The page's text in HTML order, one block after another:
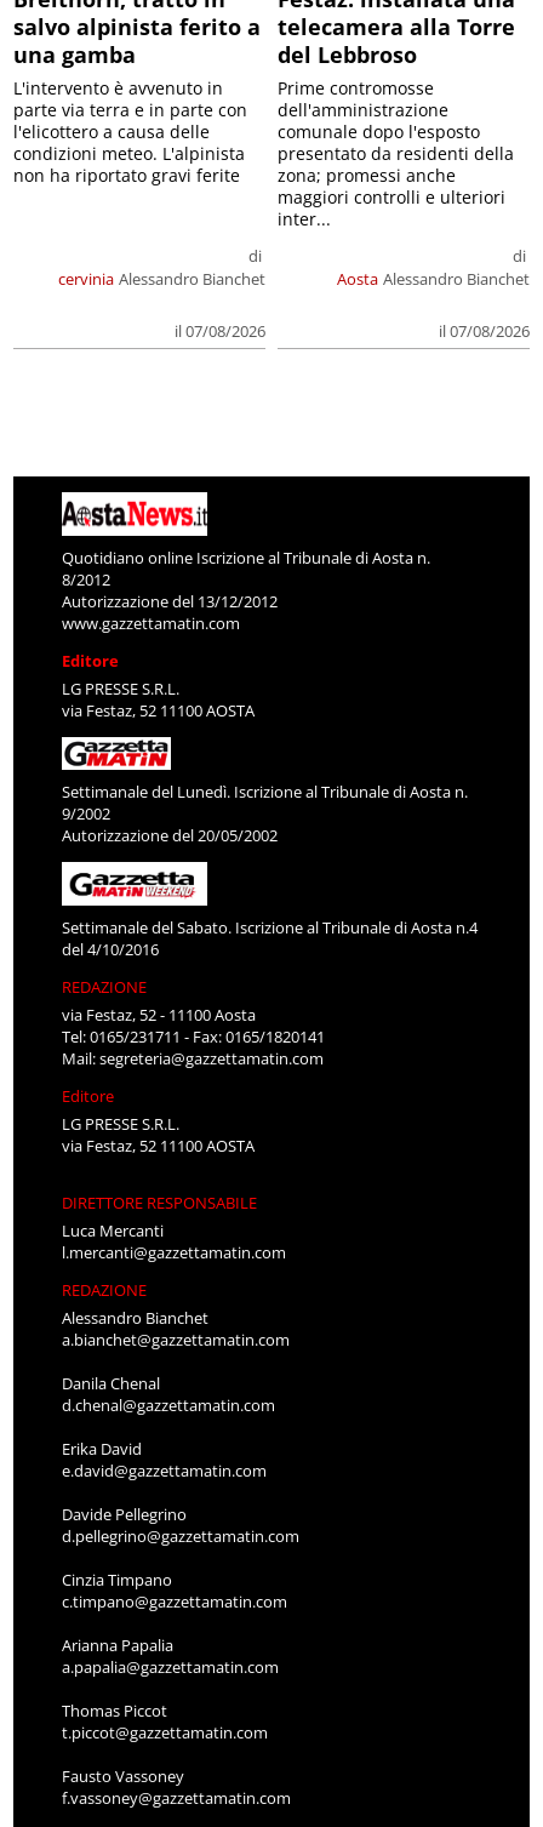
salvo alpinista ferito a
una gamba
cervinia
di
Alessandro Bianchet
il 07/08/2026
L'intervento è avvenuto in
parte via terra e in parte con
l'elicottero a causa delle
condizioni meteo. L'alpinista
non ha riportato gravi ferite
telecamera alla Torre
del Lebbroso
Aosta
di
Alessandro Bianchet
il 07/08/2026
Prime contromosse
dell'amministrazione
comunale dopo l'esposto
presentato da residenti della
zona; promessi anche
maggiori controlli e ulteriori
inter...
Quotidiano online Iscrizione al Tribunale di Aosta n.
8/2012
Autorizzazione del 13/12/2012
www.gazzettamatin.com
Editore
LG PRESSE S.R.L.
via Festaz, 52 11100 AOSTA
Settimanale del Lunedì. Iscrizione al Tribunale di Aosta n.
9/2002
Autorizzazione del 20/05/2002
Settimanale del Sabato. Iscrizione al Tribunale di Aosta n.4
del 4/10/2016
REDAZIONE
via Festaz, 52 - 11100 Aosta
Tel: 0165/231711 - Fax: 0165/1820141
Mail:segreteria@gazzettamatin.com
Editore
LG PRESSE S.R.L.
via Festaz, 52 11100 AOSTA
DIRETTORE RESPONSABILE
Luca Mercanti
l.mercanti@gazzettamatin.com
REDAZIONE
Alessandro Bianchet
a.bianchet@gazzettamatin.com
Danila Chenal
d.chenal@gazzettamatin.com
Erika David
e.david@gazzettamatin.com
Davide Pellegrino
d.pellegrino@gazzettamatin.com
Cinzia Timpano
c.timpano@gazzettamatin.com
Arianna Papalia
a.papalia@gazzettamatin.com
Thomas Piccot
t.piccot@gazzettamatin.com
Fausto Vassoney
f.vassoney@gazzettamatin.com